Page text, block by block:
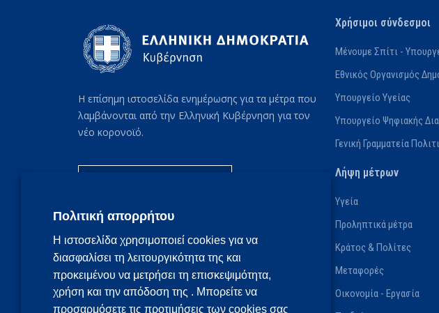
Η επίσημη ιστοσελίδα ενημέρωσης για τα μέτρα που
λαμβάνονται από την Ελληνική Κυβέρνηση για τον
νέο κορονοϊό.
Χρήσιμοι σύνδεσμοι
Μένουμε Σπίτι -
Εθνικός Οργανισμός
Υπουργείο Υγείας
Υπουργείο Ψηφιακής
Γενική Γραμματεία
Λήψη μέτρων
Υγεία
Προληπτικά μέτρα
Κράτος & Πολίτες
Μεταφορές
Οικονομία - Εργασία
Πολιτική απορρήτου
Η ιστοσελίδα χρησιμοποιεί cookies για να
διασφαλίσει τη λειτουργικότητα της και
προκειμένου να μετρήσει τη επισκεψιμότητα,
χρήση και την απόδοση της . Μπορείτε να
προσαρμόσετε τις προτιμήσεις των cookies σας